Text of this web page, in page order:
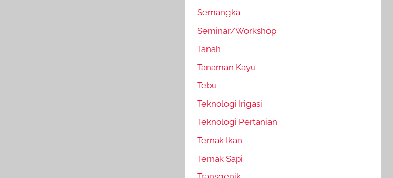
Semangka
Seminar/Workshop
Tanah
Tanaman Kayu
Tebu
Teknologi Irigasi
Teknologi Pertanian
Ternak Ikan
Ternak Sapi